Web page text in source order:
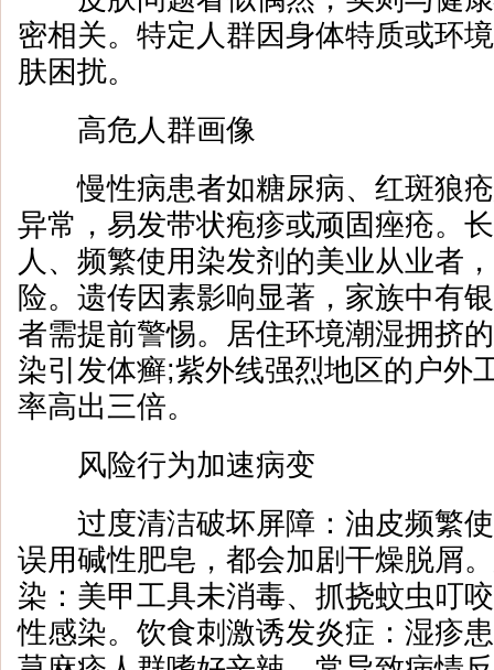
密相关。特定人群因身体特质或环
肤困扰。
高危人群画像
慢性病患者如糖尿病、红斑狼疮
异常，易发带状疱疹或顽固痤疮。
人、频繁使用染发剂的美业从业者
险。遗传因素影响显著，家族中有
者需提前警惕。居住环境潮湿拥挤
染引发体癣;紫外线强烈地区的户外
率高出三倍。
风险行为加速病变
过度清洁破坏屏障：油皮频繁使
误用碱性肥皂，都会加剧干燥脱屑
染：美甲工具未消毒、抓挠蚊虫叮
性感染。饮食刺激诱发炎症：湿疹